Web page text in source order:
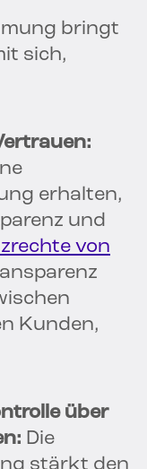
bringt
sich,
erhalten,
und
von
Kunden,
über
Die